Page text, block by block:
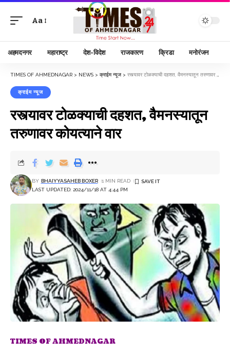
Aa
अहमदनगर महाराष्ट्र देश-विदेश राजकारण क्रिडा मनोरंजन
TIMES OF AHMEDNAGAR > NEWS > क्राईम न्यूज > रस्त्यावर टोळक्याची दहशत, वैमनस्यातून तरुणावर कोयत्याने वार
क्राईम न्यूज
रस्त्यावर टोळक्याची दहशत, वैमनस्यातून
तरुणावर कोयत्याने वार
LAST UPDATED: 2024/11/18 AT 4:44 PM
BY BHAIYYASAHEB BOXER 1 MIN READ
TIMES OF AHMEDNAGAR